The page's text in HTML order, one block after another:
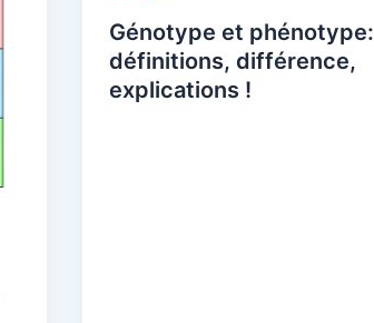
Génotype et phénotype:
définitions, différence,
explications !